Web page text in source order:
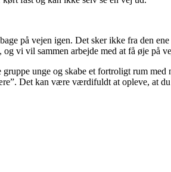
på vejen igen. Det sker ikke fra den
vi vil sammen arbejde med at få øje på
gruppe unge og skabe et fortroligt rum
Det kan være værdifuldt at opleve, at